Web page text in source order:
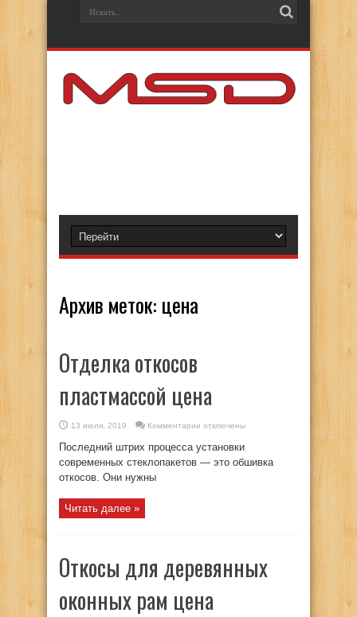
Архив меток: цена
Отделка откосов
пластмассой цена
13 июля, 2019 Комментарии
откосов
пластмассой
цена
отключены
Последний штрих процесса установки
современных стеклопакетов — это обшивка
откосов. Они нужны
Читать далее »
Откосы для деревянных
оконных рам цена